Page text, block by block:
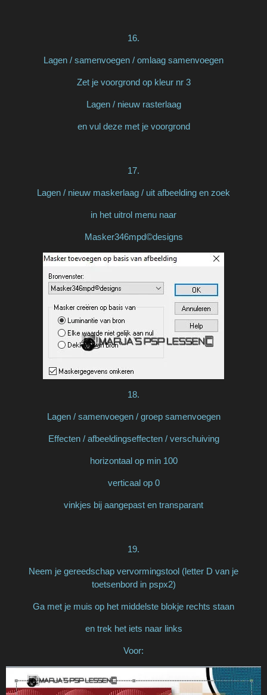
16.
Lagen / samenvoegen / omlaag samenvoegen
Zet je voorgrond op kleur nr 3
Lagen / nieuw rasterlaag
en vul deze met je voorgrond
17.
Lagen / nieuw maskerlaag / uit afbeelding en zoek
in het uitrol menu naar
Masker346mpd©designs
18.
Lagen / samenvoegen / groep samenvoegen
Effecten / afbeeldingseffecten / verschuiving
horizontaal op min 100
verticaal op 0
vinkjes bij aangepast en transparant
19.
Neem je gereedschap vervormingstool (letter D van je
toetsenbord in pspx2)
Ga met je muis op het middelste blokje rechts staan
en trek het iets naar links
Voor: